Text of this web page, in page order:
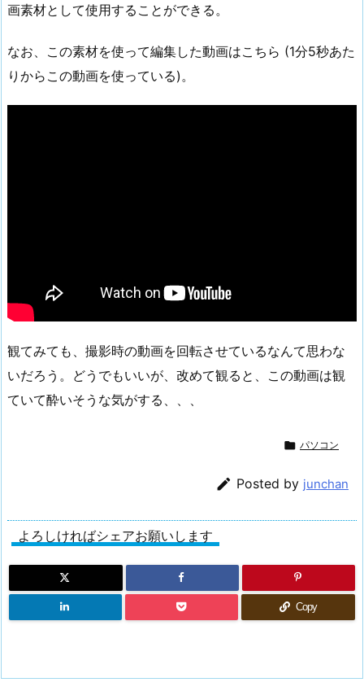
画素材として使用することができる。
なお、この素材を使って編集した動画はこちら (1分5秒あた
りからこの動画を使っている)。
観てみても、撮影時の動画を回転させているなんて思わな
いだろう。どうでもいいが、改めて観ると、この動画は観
ていて酔いそうな気がする、、、
 パソコン
 Posted by junchan
よろしければシェアお願いします
Copy